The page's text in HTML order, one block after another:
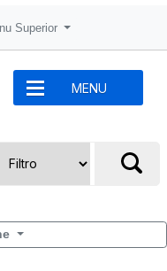
Superior
MENU